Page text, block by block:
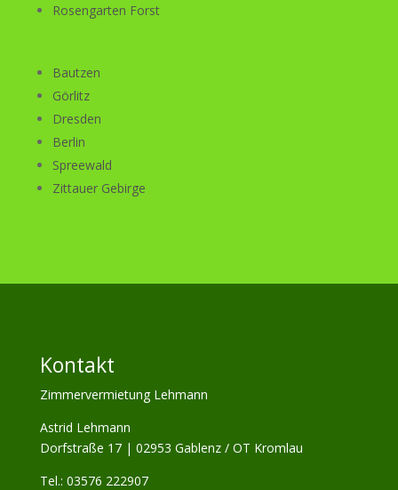
Rosengarten Forst
Bautzen
Görlitz
Dresden
Berlin
Spreewald
Zittauer Gebirge
Kontakt
Zimmervermietung Lehmann
Astrid Lehmann
Dorfstraße 17 | 02953 Gablenz / OT Kromlau
Tel.: 03576 222907